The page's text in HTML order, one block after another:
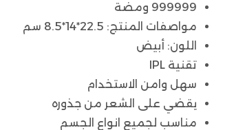
999999 ومضة
مواصفات المنتج: 22.5*14*8.5 سم
اللون: أبيض
تقنية IPL
سهل وامن الاستخدام
يقضي على الشعر من جذوره
مناسب لجميع انواع الجسم